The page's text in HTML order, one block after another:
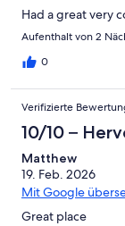
Had a great very
Aufenthalt von 2
0
Verifizierte
10/10 –
Matthew
19. Feb. 2026
Mit Google
Great place